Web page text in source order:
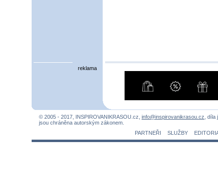
reklama
© 2005 - 2017, INSPIROVANIKRASOU.cz, info@inspirovanikrasou.cz ,
jsou chráněna autorským zákonem.
PARTNEŘI
SLUŽBY